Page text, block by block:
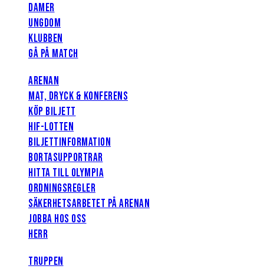
DAMER
UNGDOM
KLUBBEN
GÅ PÅ MATCH
ARENAN
MAT, DRYCK & KONFERENS
KÖP BILJETT
HIF-LOTTEN
BILJETTINFORMATION
BORTASUPPORTRAR
HITTA TILL OLYMPIA
ORDNINGSREGLER
SÄKERHETSARBETET PÅ ARENAN
JOBBA HOS OSS
HERR
TRUPPEN